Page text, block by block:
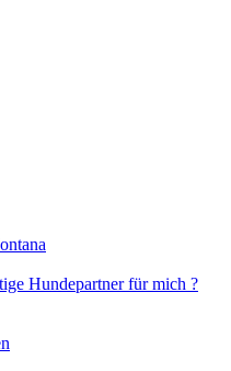
Hundepartner für mich ?